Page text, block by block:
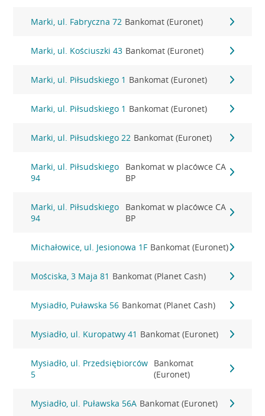
Marki, ul. Fabryczna 72 Bankomat (Euronet)
Marki, ul. Kościuszki 43 Bankomat (Euronet)
Marki, ul. Piłsudskiego 1 Bankomat (Euronet)
Marki, ul. Piłsudskiego 1 Bankomat (Euronet)
Marki, ul. Piłsudskiego 22 Bankomat (Euronet)
Marki, ul. Piłsudskiego
94
Bankomat w placówce CA
BP
Marki, ul. Piłsudskiego
94
Bankomat w placówce CA
BP
Michałowice, ul. Jesionowa 1F Bankomat (Euronet)
Mościska, 3 Maja 81 Bankomat (Planet Cash)
Mysiadło, Puławska 56 Bankomat (Planet Cash)
Mysiadło, ul. Kuropatwy 41 Bankomat (Euronet)
Mysiadło, ul. Przedsiębiorców
5
Bankomat
(Euronet)
Mysiadło, ul. Puławska 56A Bankomat (Euronet)